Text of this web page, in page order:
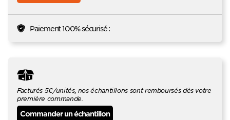
Paiement 100% sécurisé :
Facturés 5€/unités, nos échantillons sont remboursés dès votre
première commande.
Commander un échantillon